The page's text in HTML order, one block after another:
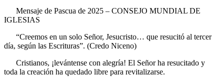
Mensaje de Pascua de 2025 – CONSEJO MUNDIAL DE
IGLESIAS
“Creemos en un solo Señor, Jesucristo… que resucitó al tercer
día, según las Escrituras”. (Credo Niceno)
Cristianos, ¡levántense con alegría! El Señor ha resucitado y
toda la creación ha quedado libre para revitalizarse.